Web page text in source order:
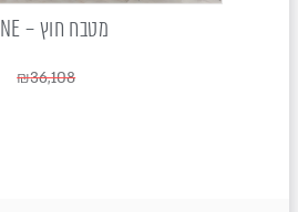
מטבח חוץ – LEGEND STONE
₪36,108